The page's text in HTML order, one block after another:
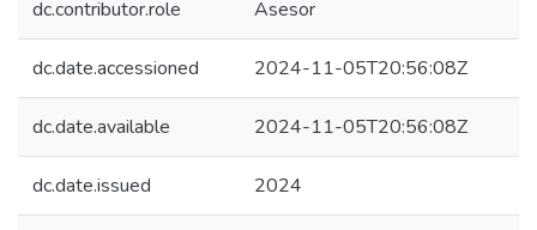
dc.contributor.role Asesor
dc.date.accessioned 2024-11-05T20:56:08Z
dc.date.available 2024-11-05T20:56:08Z
dc.date.issued 2024